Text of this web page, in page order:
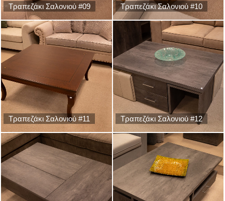
Τραπεζάκι Σαλονιού #09 Τραπεζάκι Σαλονιού #10
Τραπεζάκι Σαλονιού #11 Τραπεζάκι Σαλονιού #12